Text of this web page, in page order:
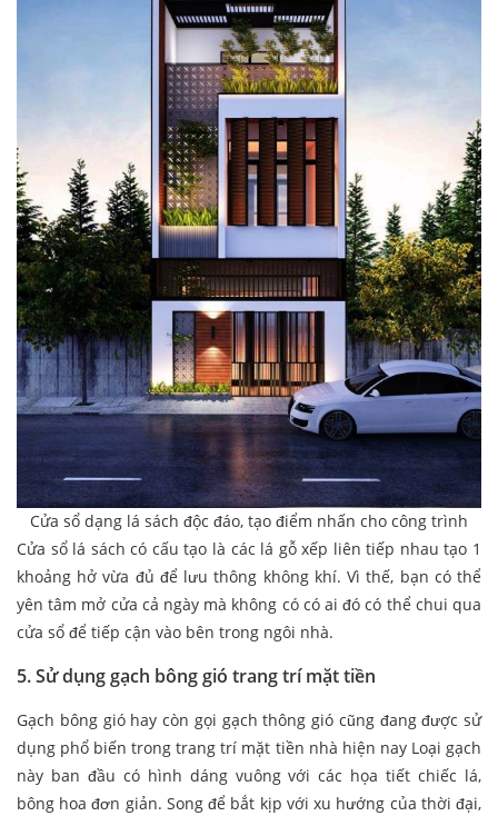
Cửa sổ dạng lá sách độc đáo, tạo điểm nhấn cho công trình
Cửa sổ lá sách có cấu tạo là các lá gỗ xếp liên tiếp nhau tạo 1
khoảng hở vừa đủ để lưu thông không khí. Vì thế, bạn có thể
yên tâm mở cửa cả ngày mà không có có ai đó có thể chui qua
cửa sổ để tiếp cận vào bên trong ngôi nhà.
5. Sử dụng gạch bông gió trang trí mặt tiền
Gạch bông gió hay còn gọi gạch thông gió cũng đang được sử
dụng phổ biến trong trang trí mặt tiền nhà hiện nay Loại gạch
này ban đầu có hình dáng vuông với các họa tiết chiếc lá,
bông hoa đơn giản. Song để bắt kịp với xu hướng của thời đại,